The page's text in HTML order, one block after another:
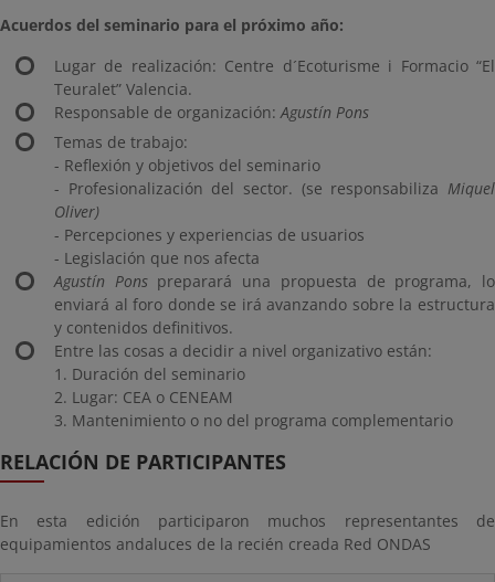
Acuerdos del seminario para el próximo año:
Lugar de realización: Centre d´Ecoturisme i Formacio “El
Teuralet” Valencia.
Responsable de organización:Agustín Pons
Temas de trabajo:
- Reflexión y objetivos del seminario
- Profesionalización del sector. (se responsabiliza Miquel
Oliver)
- Percepciones y experiencias de usuarios
- Legislación que nos afecta
Agustín Ponspreparará una propuesta de programa, lo
enviará al foro donde se irá avanzando sobre la estructura
y contenidos definitivos.
Entre las cosas a decidir a nivel organizativo están:
1. Duración del seminario
2. Lugar: CEA o CENEAM
3. Mantenimiento o no del programa complementario
RELACIÓN DE PARTICIPANTES
En esta edición participaron muchos representantes de
equipamientos andaluces de la recién creada Red ONDAS